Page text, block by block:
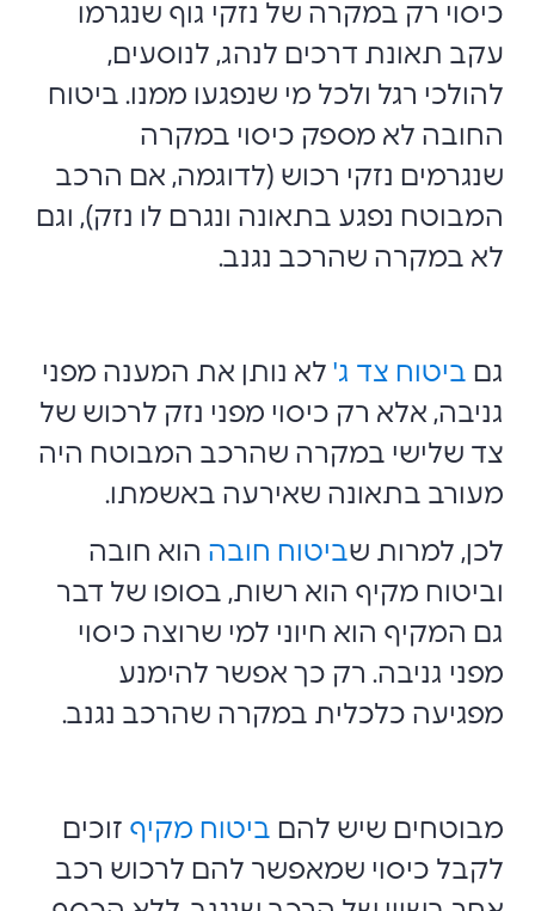
כיסוי רק במקרה של נזקי גוף שנגרמו
עקב תאונת דרכים לנהג, לנוסעים,
להולכי רגל ולכל מי שנפגעו ממנו. ביטוח
החובה לא מספק כיסוי במקרה
שנגרמים נזקי רכוש (לדוגמה, אם הרכב
המבוטח נפגע בתאונה ונגרם לו נזק), וגם
לא במקרה שהרכב נגנב.
גם ביטוח צד ג'לא נותן את המענה מפני
גניבה, אלא רק כיסוי מפני נזק לרכוש של
צד שלישי במקרה שהרכב המבוטח היה
מעורב בתאונה שאירעה באשמתו.
לכן, למרות שביטוח חובה הוא חובה
וביטוח מקיף הוא רשות, בסופו של דבר
גם המקיף הוא חיוני למי שרוצה כיסוי
מפני גניבה. רק כך אפשר להימנע
מפגיעה כלכלית במקרה שהרכב נגנב.
מבוטחים שיש להם ביטוח מקיף זוכים
לקבל כיסוי שמאפשר להם לרכוש רכב